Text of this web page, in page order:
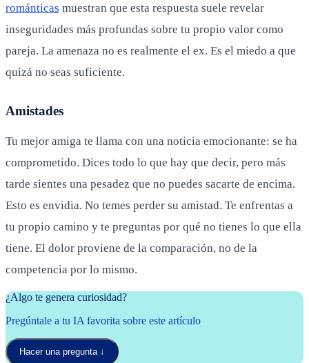
románticas muestran que esta respuesta suele revelar
inseguridades más profundas sobre tu propio valor como
pareja. La amenaza no es realmente el ex. Es el miedo a que
quizá no seas suficiente.
Amistades
Tu mejor amiga te llama con una noticia emocionante: se ha
comprometido. Dices todo lo que hay que decir, pero más
tarde sientes una pesadez que no puedes sacarte de encima.
Esto es envidia. No temes perder su amistad. Te enfrentas a
tu propio camino y te preguntas por qué no tienes lo que ella
tiene. El dolor proviene de la comparación, no de la
competencia por lo mismo.
¿Algo te genera curiosidad?
Pregúntale a tu IA favorita sobre este artículo
Hacer una pregunta ↓